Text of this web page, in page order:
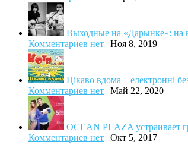
Выходные на «Дарынке»: на
Комментариев нет | Ноя 8, 2019
Цікаво вдома – електронні
Комментариев нет | Май 22, 2020
OCEAN PLAZA устраивает
Комментариев нет | Окт 5, 2017